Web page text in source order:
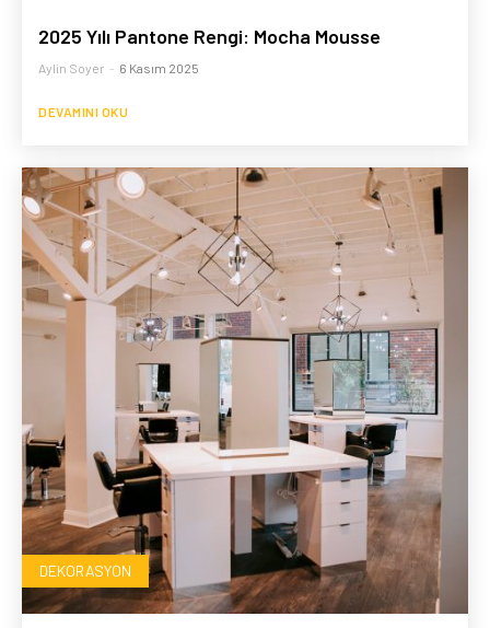
2025 Yılı Pantone Rengi: Mocha Mousse
Aylin Soyer - 6 Kasım 2025
DEVAMINI OKU
DEKORASYON